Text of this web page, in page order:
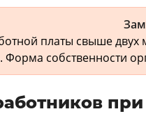
платы свыше двух
Форма собственности